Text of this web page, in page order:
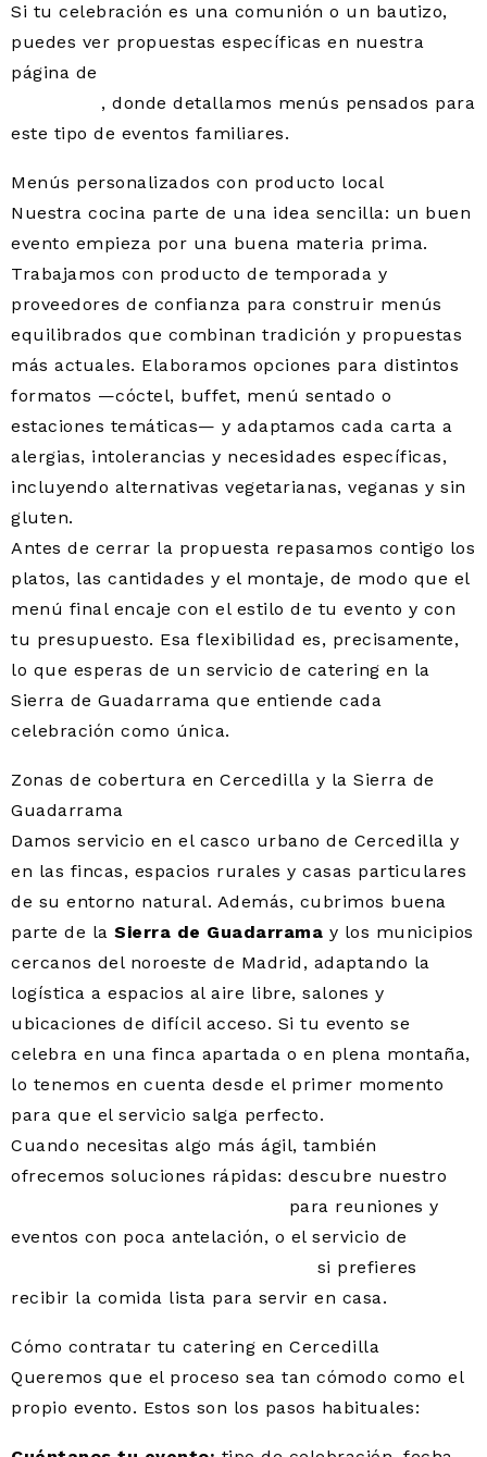
Si tu celebración es una comunión o un bautizo,
puedes ver propuestas específicas en nuestra
página de
, donde detallamos menús pensados para
este tipo de eventos familiares.
Menús personalizados con producto local
Nuestra cocina parte de una idea sencilla: un buen
evento empieza por una buena materia prima.
Trabajamos con producto de temporada y
proveedores de confianza para construir menús
equilibrados que combinan tradición y propuestas
más actuales. Elaboramos opciones para distintos
formatos —cóctel, buffet, menú sentado o
estaciones temáticas— y adaptamos cada carta a
alergias, intolerancias y necesidades específicas,
incluyendo alternativas vegetarianas, veganas y sin
gluten.
Antes de cerrar la propuesta repasamos contigo los
platos, las cantidades y el montaje, de modo que el
menú final encaje con el estilo de tu evento y con
tu presupuesto. Esa flexibilidad es, precisamente,
lo que esperas de un servicio de catering en la
Sierra de Guadarrama que entiende cada
celebración como única.
Zonas de cobertura en Cercedilla y la Sierra de
Guadarrama
Damos servicio en el casco urbano de Cercedilla y
en las fincas, espacios rurales y casas particulares
de su entorno natural. Además, cubrimos buena
parte de la Sierra de Guadarrama y los municipios
cercanos del noroeste de Madrid, adaptando la
logística a espacios al aire libre, salones y
ubicaciones de difícil acceso. Si tu evento se
celebra en una finca apartada o en plena montaña,
lo tenemos en cuenta desde el primer momento
para que el servicio salga perfecto.
Cuando necesitas algo más ágil, también
ofrecemos soluciones rápidas: descubre nuestro
para reuniones y
eventos con poca antelación, o el servicio de
si prefieres
recibir la comida lista para servir en casa.
Cómo contratar tu catering en Cercedilla
Queremos que el proceso sea tan cómodo como el
propio evento. Estos son los pasos habituales: